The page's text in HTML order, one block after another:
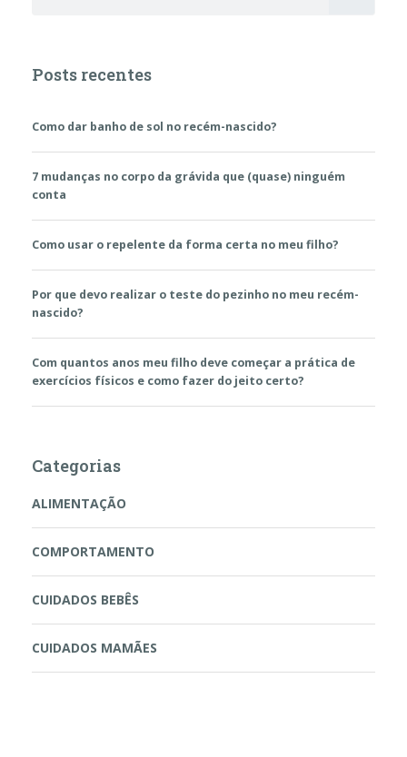
Posts recentes
Como dar banho de sol no recém-nascido?
7 mudanças no corpo da grávida que (quase) ninguém
conta
Como usar o repelente da forma certa no meu filho?
Por que devo realizar o teste do pezinho no meu recém-
nascido?
Com quantos anos meu filho deve começar a prática de
exercícios físicos e como fazer do jeito certo?
Categorias
ALIMENTAÇÃO
COMPORTAMENTO
CUIDADOS BEBÊS
CUIDADOS MAMÃES